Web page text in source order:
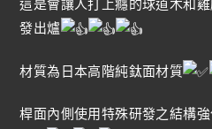
這是會讓人打上癮的球道木和
發出爐
材質為日本高階純鈦面材質
桿面內側使用特殊研發之結構